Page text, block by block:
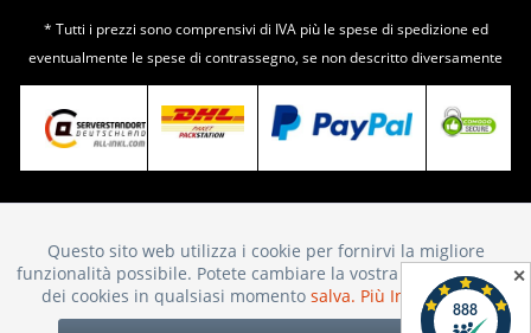
✕
* Tutti i prezzi sono comprensivi di IVA più le spese di spedizione ed
eventualmente le spese di contrassegno, se non descritto diversamente
Funktionale Attivo
Marketing Inattivo
Questo sito web utilizza i cookie per fornirvi la migliore
funzionalità possibile. Potete cambiare la vostra scelta sull'uso
dei cookies in qualsiasi momento salva. Più Informazioni